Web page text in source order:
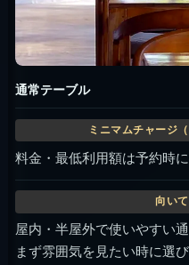
通常テーブル
料金・最低利用額は予約時
屋内・半屋外で使いやすい
まず雰囲気を見たい時に選